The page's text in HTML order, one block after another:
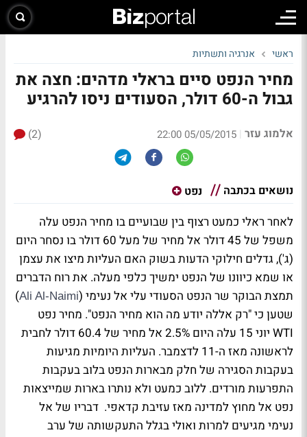
ראשי אנרגיה ותשתיות
מחיר הנפט סיים בראלי מדהים: חצה את
גבול ה-60 דולר, הסעודים ניסו להרגיע
אלמוג עזר |
05/05/2015 22:00
(2)
נושאים בכתבה נפט
לאחר ראלי כמעט רצוף בין שבועיים בו מחיר הנפט עלה
משפל של 45 דולר אל מחיר של מעל 60 דולר בו נסחר היום
(ג'), גדלים חילוקי הדעות בשוק האם העליות מיצו את עצמן
או שמא כיוונו של הנפט ימשיך כלפי מעלה. את רוח הדברים
תמצת הבוקר שר הנפט הסעודי עלי אל נעימי (Ali Al-Naimi
)
שטען כי "רק אללה יודע מה הוא מחיר הנפט". מחיר נפט
WTI יוני 15
עלה היום 2.5% אל מחיר של 60.4 דולר לחבית
לראשונה מאז ה-11 לדצמבר. העליות היומיות מגיעות
בעקבות הסגירה של חלק מבארות הנפט בלוב בעקבות
התפרעות מורדים. ללוב כמעט ולא נותרו בארות שמייצאות
נפט אל מחוץ למדינה מאז עזיבת קדאפי. דבריו של אל
נעימי מגיעים למרות ואולי בגלל התעקשותה של ערב